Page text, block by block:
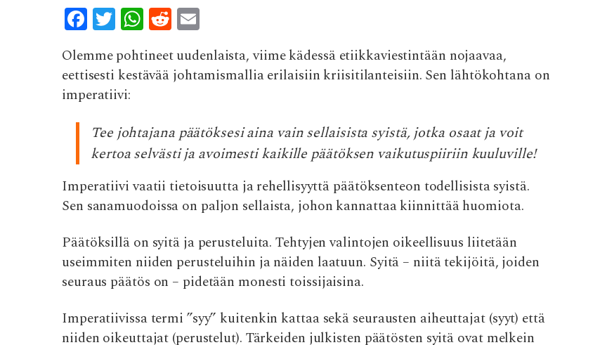
F
ac
e
b
o
o
k
T
w
it
te
r
W
h
at
s
p
p
R
e
d
di
m
ai
l
Olemme pohtineet uudenlaista, viime kädessä etiikkaviestintään nojaavaa,
eettisesti kestävää johtamismallia erilaisiin kriisitilanteisiin. Sen lähtökohtana on
imperatiivi:
Tee johtajana päätöksesi aina vain sellaisista syistä, jotka osaat ja voit
kertoa selvästi ja avoimesti kaikille päätöksen vaikutuspiiriin kuuluville!
Imperatiivi vaatii tietoisuutta ja rehellisyyttä päätöksenteon todellisista syistä.
Sen sanamuodoissa on paljon sellaista, johon kannattaa kiinnittää huomiota.
Päätöksillä on syitä ja perusteluita. Tehtyjen valintojen oikeellisuus liitetään
useimmiten niiden perusteluihin ja näiden laatuun. Syitä – niitä tekijöitä, joiden
seuraus päätös on – pidetään monesti toissijaisina.
Imperatiivissa termi ”syy” kuitenkin kattaa sekä seurausten aiheuttajat (syyt) että
niiden oikeuttajat (perustelut). Tärkeiden julkisten päätösten syitä ovat melkein